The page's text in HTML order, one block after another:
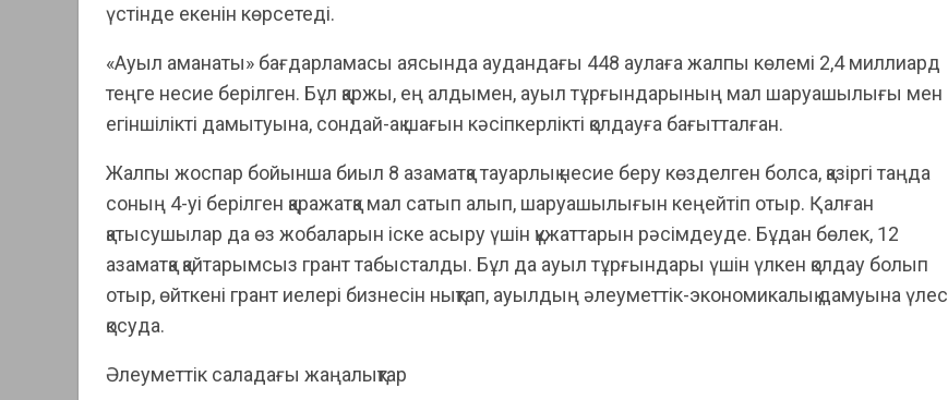
үстінде екенін көрсетеді.
«Ауыл аманаты» бағдарламасы аясында аудандағы 448 аулаға жалпы көлемі 2,4 миллиард
теңге несие берілген. Бұл қаржы, ең алдымен, ауыл тұрғындарының мал шаруашылығы мен
егіншілікті дамытуына, сондай-ақ шағын кәсіпкерлікті қолдауға бағытталған.
Жалпы жоспар бойынша биыл 8 азаматқа тауарлық несие беру көзделген болса, қазіргі таңда
соның 4-уі берілген қаражатқа мал сатып алып, шаруашылығын кеңейтіп отыр. Қалған
қатысушылар да өз жобаларын іске асыру үшін құжаттарын рәсімдеуде. Бұдан бөлек, 12
азаматқа қайтарымсыз грант табысталды. Бұл да ауыл тұрғындары үшін үлкен қолдау болып
отыр, өйткені грант иелері бизнесін нықтап, ауылдың әлеуметтік-экономикалық дамуына үлес
қосуда.
Әлеуметтік саладағы жаңалықтар